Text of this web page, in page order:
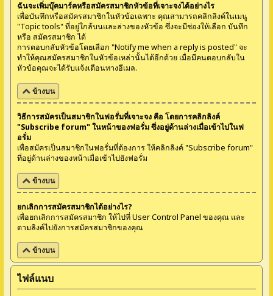
ฉันจะเพิ่มบุ๊คมาร์คหรือสมัครสมาชิกหัวข้อที่เจาะจงได้อย่างไร
เพื่อบันทึกหรือสมัครสมาชิกในหัวข้อเฉพาะ คุณสามารถคลิกลิงค์ในเมนู
"Topic tools" ที่อยู่ใกล้บนและล่างของหัวข้อ ซึ่งจะมีช่องให้เลือก บันทึก
หรือ สมัครสมาชิก ได้
การตอบกลับหัวข้อโดยเลือก "Notify me when a reply is posted" จะ
ทำให้คุณสมัครสมาชิกในหัวข้อเหล่านั้นได้อีกด้วย เมื่อมีคนตอบกลับใน
หัวข้อคุณจะได้รับแจ้งเตือนทางอีเมล.
ข้างบน
วิธีการสมัครเป็นสมาชิกในฟอรั่มที่เจาะจง คือ โดยการคลิกลิงค์
"Subscribe forum" ในหน้าของฟอรั่ม ซึ่งอยู่ด้านล่างเมื่อเข้าไปในฟ
อรั่ม
เพื่อสมัครเป็นสมาชิกในฟอรั่มที่ต้องการ ให้คลิกลิงค์ "Subscribe forum"
ที่อยู่ด้านล่างของหน้าเมื่อเข้าไปยังฟอรั่ม
ข้างบน
ยกเลิกการสมัครสมาชิกได้อย่างไร?
เพื่อยกเลิกการสมัครสมาชิก ให้ไปที่ User Control Panel ของคุณ และ
ตามลิงค์ไปยังการสมัครสมาชิกของคุณ
ข้างบน
ไฟล์แนบ